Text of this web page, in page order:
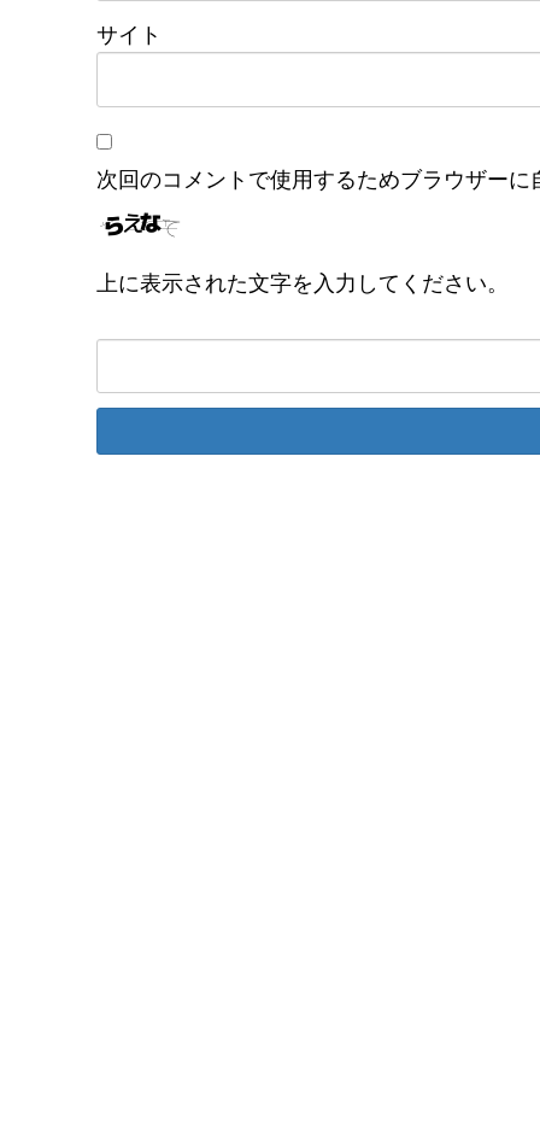
サイト
次回のコメントで使用するためブラウザー
上に表示された文字を入力してください。